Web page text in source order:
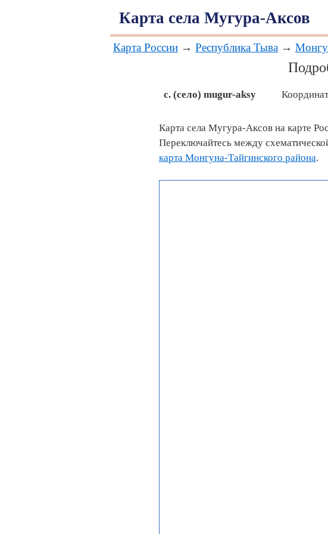
Карта села Мугура-Аксов
Карта России → Республика Тыва →
с. (село) mugur-aksy
Карта села Мугура-Аксов на карте
Переключайтесь между
карта Монгуна-Тайгинского района.